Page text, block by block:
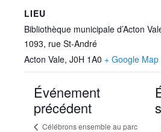
LIEU
Bibliothèque municipale d’Acton
1093, rue St-André
Acton Vale, J0H 1A0 + Google Map
Événement
précédent
Célébrons ensemble au parc